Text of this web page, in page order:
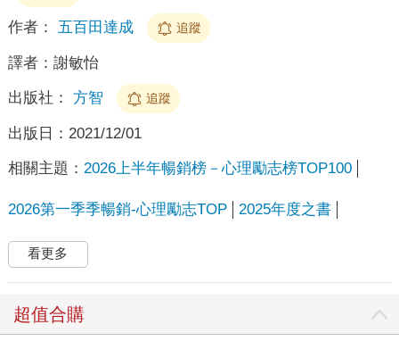
作者： 五百田達成 追蹤
譯者： 謝敏怡
出版社： 方智 追蹤
出版日： 2021/12/01
相關主題： 2026上半年暢銷榜－心理勵志榜TOP100
2026第一季季暢銷-心理勵志TOP 2025年度之書
看更多
超值合購